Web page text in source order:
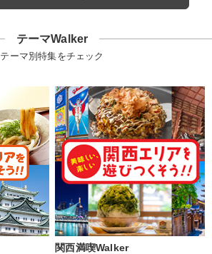
テーマWalker
テーマ別特集をチェック
関西満喫Walker